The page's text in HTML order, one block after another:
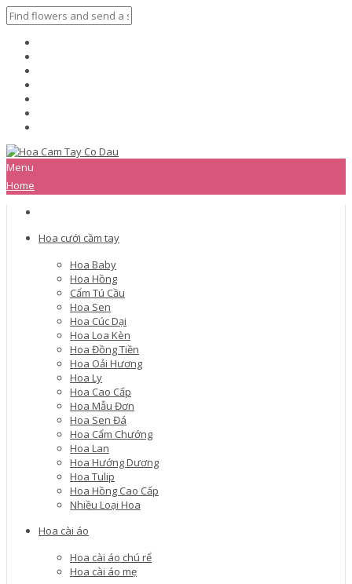
Menu
Home
Hoa cưới cầm tay
Hoa Baby
Hoa Hồng
Cẩm Tú Cầu
Hoa Sen
Hoa Cúc Dại
Hoa Loa Kèn
Hoa Đồng Tiền
Hoa Oải Hương
Hoa Ly
Hoa Cao Cấp
Hoa Mẫu Đơn
Hoa Sen Đá
Hoa Cẩm Chướng
Hoa Lan
Hoa Hướng Dương
Hoa Tulip
Hoa Hồng Cao Cấp
Nhiều Loại Hoa
Hoa cài áo
Hoa cài áo chú rể
Hoa cài áo mẹ